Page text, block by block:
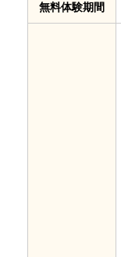
無料体験期間